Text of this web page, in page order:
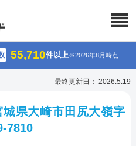
55,710件以上※2026年8月時点
最終更新日： 2026.5.19
県大崎市田尻大嶺字
7810